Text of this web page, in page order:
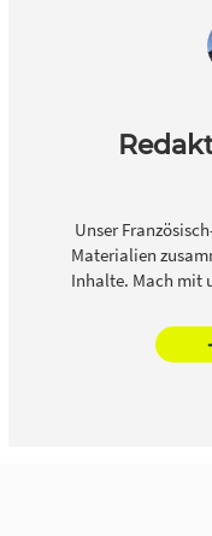
Unser
Materialien
Inhalte. Mach mit